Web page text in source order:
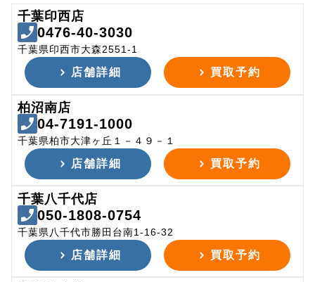
千葉印西店
0476-40-3030
千葉県印西市大森2551-1
店舗詳細 買取予約
柏沼南店
04-7191-1000
千葉県柏市大津ヶ丘１－４９－１
店舗詳細 買取予約
千葉八千代店
050-1808-0754
千葉県八千代市勝田台南1-16-32
店舗詳細 買取予約